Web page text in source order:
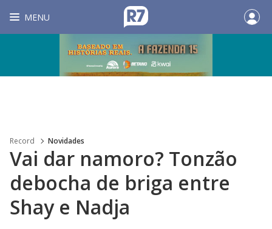
MENU
Record Novidades
Vai dar namoro? Tonzão
debocha de briga entre
Shay e Nadja